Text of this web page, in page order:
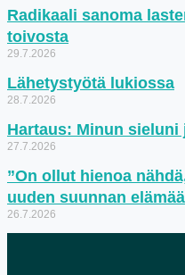
Radikaali sanoma
toivosta
29.7.2026
Lähetystyötä lukiossa
28.7.2026
Hartaus: Minun sieluni
27.7.2026
”On ollut hienoa
uuden suunnan
26.7.2026